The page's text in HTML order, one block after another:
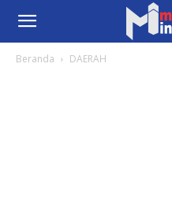
Beranda DAERAH